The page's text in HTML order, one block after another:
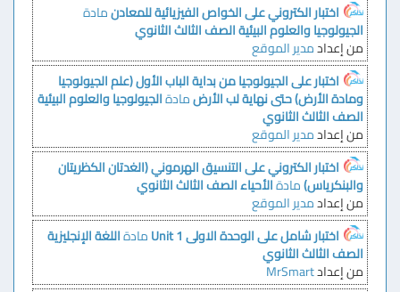
اختبار الكتروني على الخواص الفيزيائية للمعادنمادة
الجيولوجيا والعلوم البيئيةالصف الثالث الثانوي
من إعدادمدير الموقع
اختبار على الجيولوجيا من بداية الباب الأول (علم الجيولوجيا
ومادة الأرض) حتى نهاية لب الأرضمادةالجيولوجيا والعلوم البيئية
الصف الثالث الثانوي
من إعدادمدير الموقع
اختبار الكتروني على التنسيق الهرموني (الغدتان الكظريتان
والبنكرياس)مادةالأحياءالصف الثالث الثانوي
من إعدادمدير الموقع
اختبار شامل على الوحدة الاولى Unit 1
مادةاللغة الإنجليزية
الصف الثالث الثانوي
من إعدادMrSmart